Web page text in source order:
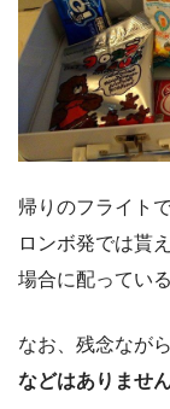
帰りのフライト
ロンボ発では貰
場合に配ってい
なお、残念なが
などはありませ